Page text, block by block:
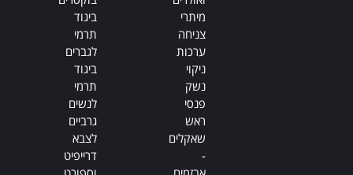
מיתרי
צניחה
ערכות
ניקוי
נשק
פנסי
ראש
שאקלים
-
ביגוד
תרמי
לגברים
ביגוד
תרמי
לנשים
גרביים
לצבא
דרייפיט